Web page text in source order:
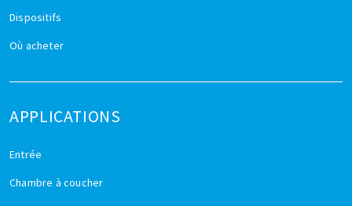
Dispositifs
Où acheter
APPLICATIONS
Entrée
Chambre à coucher